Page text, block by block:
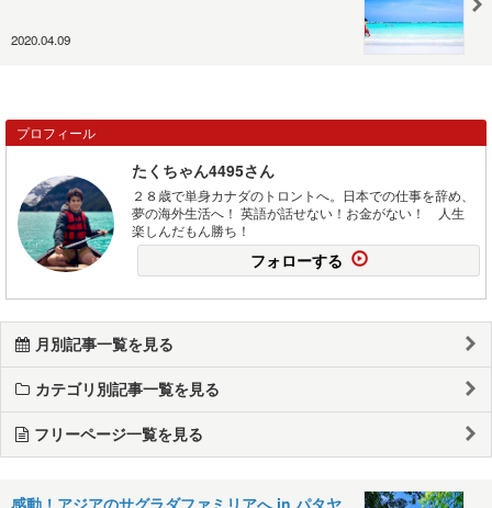
2020.04.09
プロフィール
たくちゃん4495さん
２８歳で単身カナダのトロントへ。日本での仕事を辞め、
夢の海外生活へ！ 英語が話せない！お金がない！ 人生
楽しんだもん勝ち！
フォローする
月別記事一覧を見る
カテゴリ別記事一覧を見る
フリーページ一覧を見る
感動！アジアのサグラダファミリアへ in パタヤ